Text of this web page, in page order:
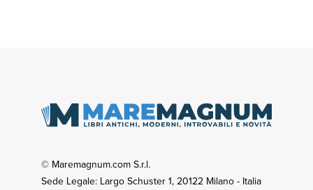
© Maremagnum.com S.r.l.
Sede Legale: Largo Schuster 1, 20122 Milano - Italia